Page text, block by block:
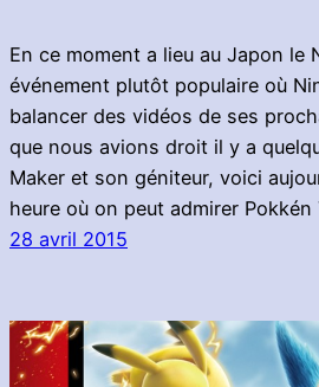
En ce moment a lieu au Japon le
événement plutôt populaire où
balancer des vidéos de ses
que nous avions droit il y a
Maker et son géniteur, voici
heure où on peut admirer
28 avril 2015